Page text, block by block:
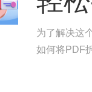
为了解决这
如何将PDF